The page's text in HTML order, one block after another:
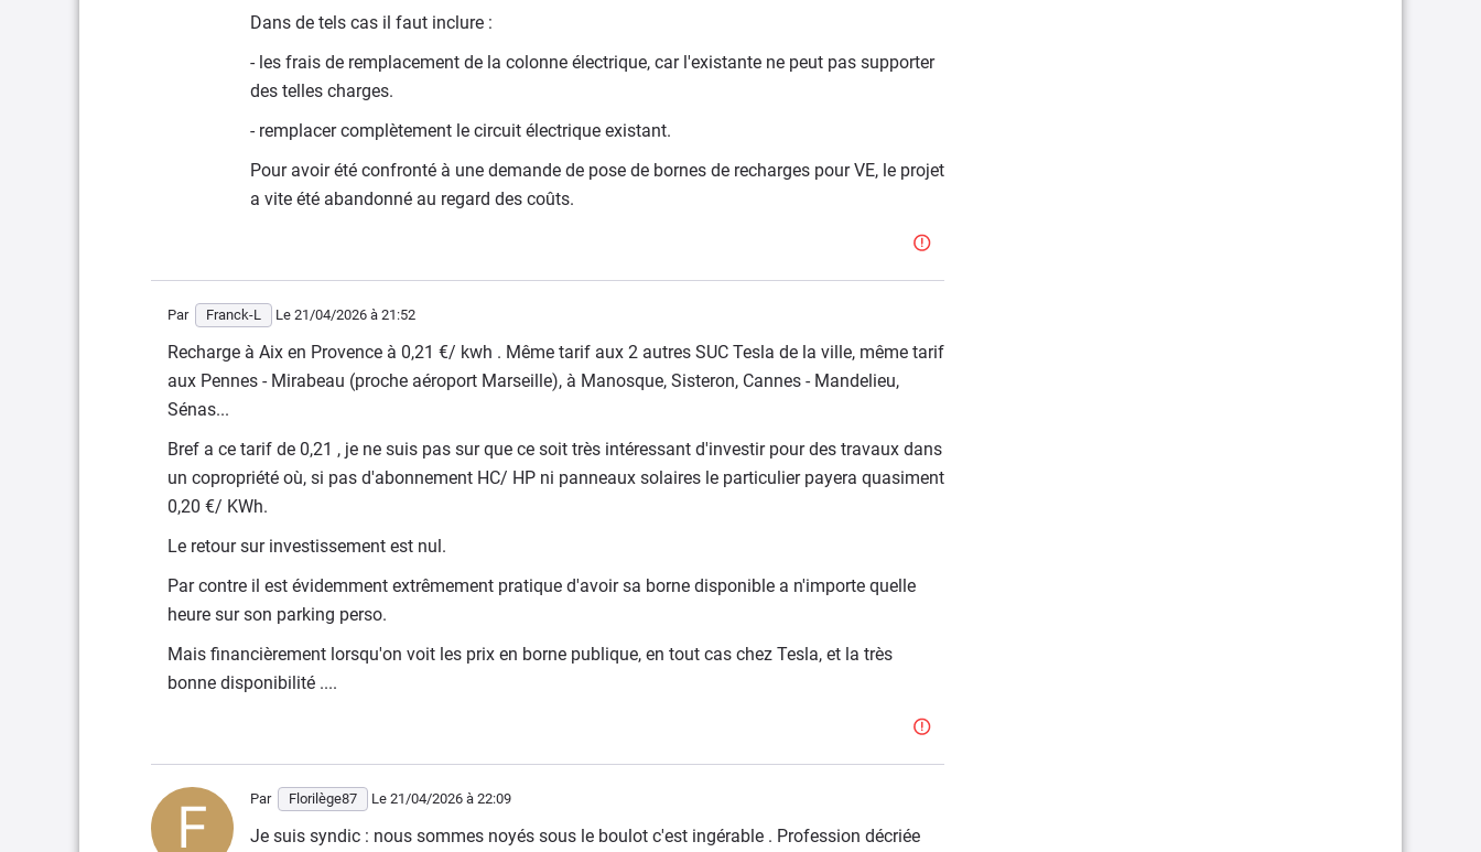
Dans de tels cas il faut inclure :
- les frais de remplacement de la colonne électrique, car l'existante ne peut pas supporter
des telles charges.
- remplacer complètement le circuit électrique existant.
Pour avoir été confronté à une demande de pose de bornes de recharges pour VE, le projet
a vite été abandonné au regard des coûts.
Par Franck-L Le 21/04/2026 à 21:52
Recharge à Aix en Provence à 0,21 €/ kwh . Même tarif aux 2 autres SUC Tesla de la ville, même tarif
aux Pennes - Mirabeau (proche aéroport Marseille), à Manosque, Sisteron, Cannes - Mandelieu,
Sénas...
Bref a ce tarif de 0,21 , je ne suis pas sur que ce soit très intéressant d'investir pour des travaux dans
un copropriété où, si pas d'abonnement HC/ HP ni panneaux solaires le particulier payera quasiment
0,20 €/ KWh.
Le retour sur investissement est nul.
Par contre il est évidemment extrêmement pratique d'avoir sa borne disponible a n'importe quelle
heure sur son parking perso.
Mais financièrement lorsqu'on voit les prix en borne publique, en tout cas chez Tesla, et la très
bonne disponibilité ....
Par Florilège87 Le 21/04/2026 à 22:09
Je suis syndic : nous sommes noyés sous le boulot c'est ingérable . Profession décriée